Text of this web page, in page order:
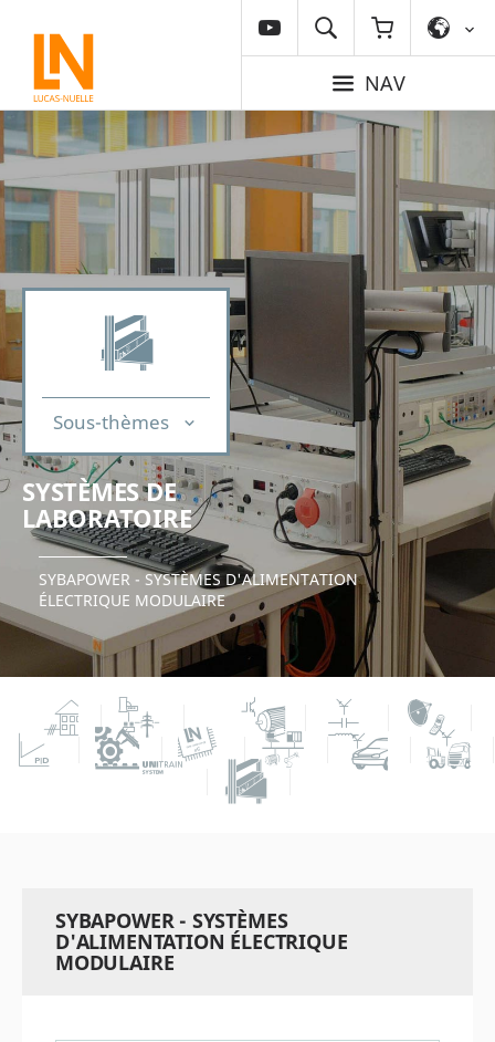
NAV
Sous-thèmes
SYSTÈMES DE
LABORATOIRE
SYBAPOWER - SYSTÈMES D'ALIMENTATION
ÉLECTRIQUE MODULAIRE
SYBAPOWER - SYSTÈMES
D'ALIMENTATION ÉLECTRIQUE
MODULAIRE